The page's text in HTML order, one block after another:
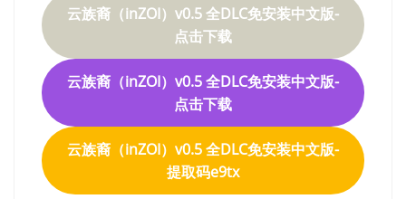
云族裔（inZOI）v0.5 全DLC免安装中文版-
点击下载
云族裔（inZOI）v0.5 全DLC免安装中文版-
点击下载
云族裔（inZOI）v0.5 全DLC免安装中文版-
提取码e9tx